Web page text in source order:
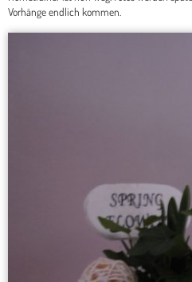
Vorhänge endlich kommen.